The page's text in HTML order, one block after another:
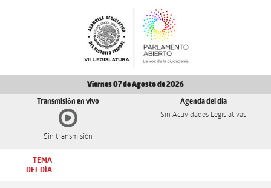
Viernes 07 de Agosto de 2026
Transmisión en vivo
Sin transmisión
Agenda del día
Sin Actividades Legislativas
TEMA
DEL DÍA